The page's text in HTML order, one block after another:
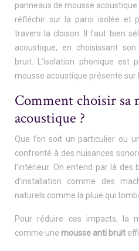
panneaux de mousse
réfléchir sur la paroi isolée et
travers la cloison. Il faut bien
acoustique, en choisissant
bruit. L’isolation phonique
mousse acoustique présente sur
Comment choisir sa
acoustique ?
Que l’on soit un particulier ou
confronté à des nuisances
l’intérieur. On entend par là
d’installation comme des
naturels comme la pluie qui
Pour réduire ces impacts, la
comme une mousse anti bruit